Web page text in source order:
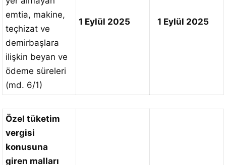
emtia, makine,
teçhizat ve
demirbaşlara
ilişkin beyan ve
ödeme süreleri
(md. 6/1)
1 Eylül 2025 1 Eylül 2025
Özel tüketim
vergisi
konusuna
giren malları